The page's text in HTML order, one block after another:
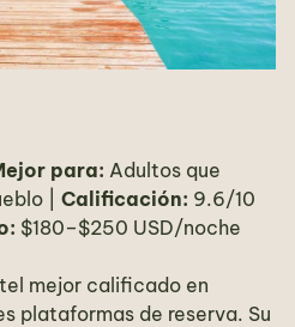
para: Adultos que
| Calificación: 9.6/10
$180–$250 USD/noche
mejor calificado en
plataformas de reserva. Su